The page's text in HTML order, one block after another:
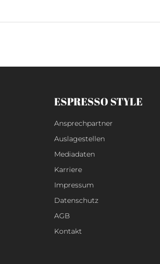
ESPRESSO STYLE
Ansprechpartner
Auslagestellen
Mediadaten
Karriere
Impressum
Datenschutz
AGB
Kontakt